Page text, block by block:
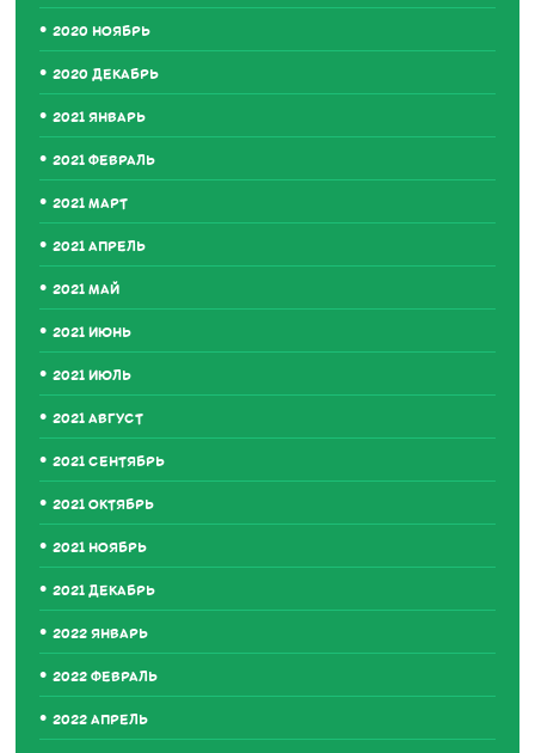
2020 НОЯБРЬ
2020 ДЕКАБРЬ
2021 ЯНВАРЬ
2021 ФЕВРАЛЬ
2021 МАРТ
2021 АПРЕЛЬ
2021 МАЙ
2021 ИЮНЬ
2021 ИЮЛЬ
2021 АВГУСТ
2021 СЕНТЯБРЬ
2021 ОКТЯБРЬ
2021 НОЯБРЬ
2021 ДЕКАБРЬ
2022 ЯНВАРЬ
2022 ФЕВРАЛЬ
2022 АПРЕЛЬ